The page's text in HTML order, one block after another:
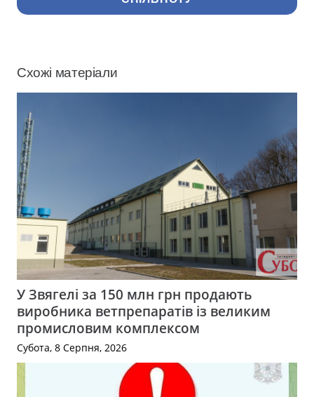
Схожі матеріали
У Звягелі за 150 млн грн продають
виробника ветпрепаратів із великим
промисловим комплексом
Субота, 8 Серпня, 2026